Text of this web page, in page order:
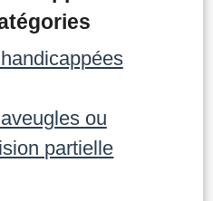
ou
partielle